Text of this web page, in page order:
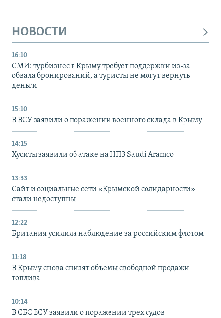
НОВОСТИ
16:10
СМИ: турбизнес в Крыму требует поддержки из-за
обвала бронирований, а туристы не могут вернуть
деньги
15:10
В ВСУ заявили о поражении военного склада в Крыму
14:15
Хуситы заявили об атаке на НПЗ Saudi Aramco
13:33
Сайт и социальные сети «Крымской солидарности»
стали недоступны
12:22
Британия усилила наблюдение за российским флотом
11:18
В Крыму снова снизят объемы свободной продажи
топлива
10:14
В СБС ВСУ заявили о поражении трех судов